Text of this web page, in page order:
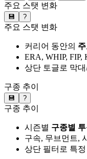
주요 스탯 변화
💾 ?
주요 스탯 변화
커리어 동안의
ERA, WHIP, FIP,
상단 토글로 막
구종 추이
💾 ?
구종 추이
시즌별 구종별
구속, 무브먼트,
상단 필터로 특